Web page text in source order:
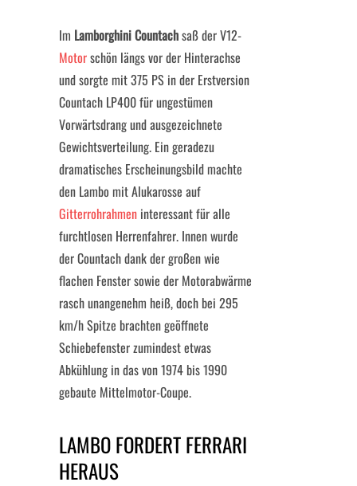
Im Lamborghini Countachsaß der V12-
Motorschön längs vor der Hinterachse
und sorgte mit 375 PS in der Erstversion
Countach LP400 für ungestümen
Vorwärtsdrang und ausgezeichnete
Gewichtsverteilung. Ein geradezu
dramatisches Erscheinungsbild machte
den Lambo mit Alukarosse auf
Gitterrohrahmen interessant für alle
furchtlosen Herrenfahrer. Innen wurde
der Countach dank der großen wie
flachen Fenster sowie der Motorabwärme
rasch unangenehm heiß, doch bei 295
km/h Spitze brachten geöffnete
Schiebefenster zumindest etwas
Abkühlung in das von 1974 bis 1990
gebaute Mittelmotor-Coupe.
LAMBO FORDERT FERRARI
HERAUS